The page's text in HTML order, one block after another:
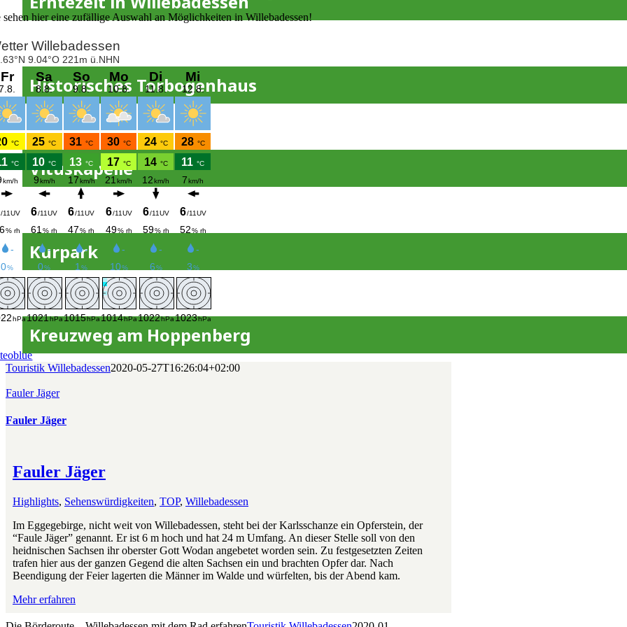
Historisches Torbogenhaus
Vituskapelle
Kurpark
Kreuzweg am Hoppenberg
sehen hier eine zufällige Auswahl an Möglichkeiten in Willebadessen!
Touristik Willebadessen2020-05-27T16:26:04+02:00
Fauler Jäger
Fauler Jäger
Fauler Jäger
Highlights, Sehenswürdigkeiten, TOP, Willebadessen
Im Eggegebirge, nicht weit von Willebadessen, steht bei der Karlsschanze ein Opferstein, der
“Faule Jäger” genannt. Er ist 6 m hoch und hat 24 m Umfang. An dieser Stelle soll von den
heidnischen Sachsen ihr oberster Gott Wodan angebetet worden sein. Zu festgesetzten Zeiten
trafen hier aus der ganzen Gegend die alten Sachsen ein und brachten Opfer dar. Nach
Beendigung der Feier lagerten die Männer im Walde und würfelten, bis der Abend kam.
Mehr erfahren